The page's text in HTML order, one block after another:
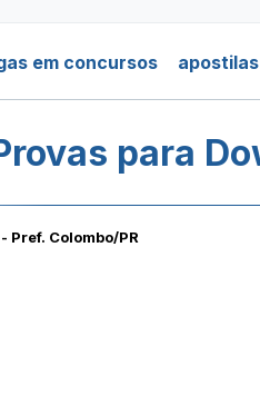
em concursos apostilas
para
Pref. Colombo/PR